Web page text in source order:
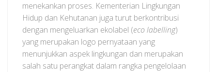
menekankan proses. Kementerian Lingkungan
Hidup dan Kehutanan juga turut berkontribusi
dengan mengeluarkan ekolabel (eco labelling)
yang merupakan logo pernyataan yang
menunjukkan aspek lingkungan dan merupakan
salah satu perangkat dalam rangka pengelolaan